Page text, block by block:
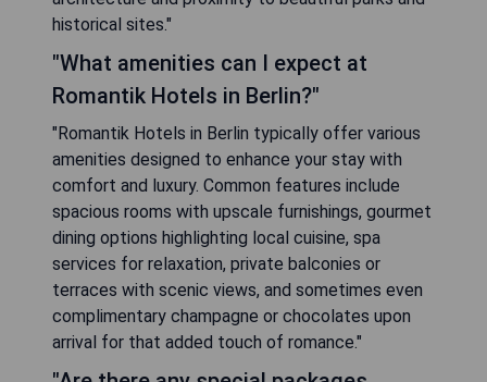
historical sites."
"What amenities can I expect at
Romantik Hotels in Berlin?"
"Romantik Hotels in Berlin typically offer various
amenities designed to enhance your stay with
comfort and luxury. Common features include
spacious rooms with upscale furnishings, gourmet
dining options highlighting local cuisine, spa
services for relaxation, private balconies or
terraces with scenic views, and sometimes even
complimentary champagne or chocolates upon
arrival for that added touch of romance."